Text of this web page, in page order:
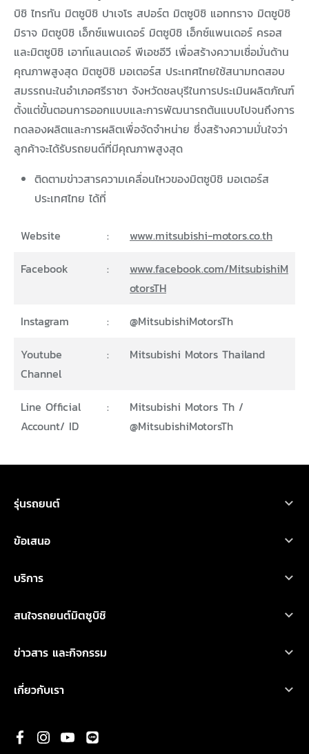
บิชิ ไทรทัน มิตซูบิชิ ปาเจโร สปอร์ต มิตซูบิชิ แอททราจ มิตซูบิชิ
มิราจ มิตซูบิชิ เอ็กซ์แพนเดอร์ มิตซูบิชิ เอ็กซ์แพนเดอร์ ครอส
และมิตซูบิชิ เอาท์แลนเดอร์ พีเอชอีวี เพื่อสร้างความเชื่อมั่นด้าน
คุณภาพสูงสุด มิตซูบิชิ มอเตอร์ส ประเทศไทยใช้สนามทดสอบ
สมรรถนะในอำเภอศรีราชา จังหวัดชลบุรีในการประเมินผลิตภัณฑ์
ตั้งแต่ขั้นตอนการออกแบบและการพัฒนารถต้นแบบไปจนถึงการ
ทดลองผลิตและการผลิตเพื่อจัดจำหน่าย ซึ่งสร้างความมั่นใจว่า
ลูกค้าจะได้รับรถยนต์ที่มีคุณภาพสูงสุด
ติดตามข่าวสารความเคลื่อนไหวของมิตซูบิชิ มอเตอร์ส
ประเทศไทย ได้ที่
Website :
www.mitsubishi-motors.co.th
Facebook
:
www.facebook.com/MitsubishiM
otorsTH
Instagram
:
@MitsubishiMotorsTh
Youtube
Channel
: Mitsubishi Motors Thailand
Line Official
Account/ ID
:
Mitsubishi Motors Th /
@MitsubishiMotorsTh
รุ่นรถยนต์
ไทรทัน
เอ็กซ์แพนเดอร์ เอชอีวี ใหม่
แอททราจ
ข้อเสนอ
อุปกรณ์ตกแต่ง
คำนวณค่าใช้จ่ายเบื้องต้น
บริการ
น้ำมันเครื่องและเคมีภัณฑ์
ตรวจสอบ/ปรับปรุงคุณภาพ
สนใจรถยนต์มิตซูบิชิ
ดาวน์โหลดโบรชัวร์
ข่าวสาร และกิจกรรม
ข่าวสารล่าสุด
กิจกรรมเพื่อสังคม และ มูลนิธิ มิตซูบิชิ มอเตอร์ส ประเทศไทย
เกี่ยวกับเรา
พันธกิจ